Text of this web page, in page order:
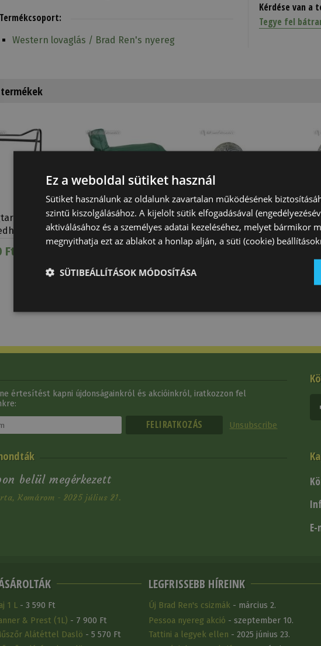
Kérdése van a
Tegye fel
Termékcsoport:
Western lovaglás / Brad Ren's nyereg
3 Lábbal
Ft
Nyereghuzat Western
Dísz Ezüst Kicsi
Concho
Contact
Ft
értesítést kapni újdonságainkról és akcióinkról, iratkozzon fel
Unsubscribe
belül megérkezett
Komárom - 2025 július 21.
1 L - 3 590 Ft
& Prest (1L) - 7 900 Ft
Alátéttel Daslö - 5 570 Ft
LEGFRISSEBB HÍREINK
Új Brad Ren's csizmák- március 2.
Pessoa nyereg akció - szeptember 10.
Tattini a legyek ellen - 2025 június 23.
Ez a weboldal sütiket használ
Sütiket használunk az oldalunk zavartalan működésének
szintű kiszolgálásához. A kijelölt sütik elfogadásával
aktiválásához és a személyes adatai kezeléséhez, melyet bármikor
megnyithatja ezt az ablakot a honlap alján, a süti (cookie)
SÜTIBEÁLLÍTÁSOK MÓDOSÍTÁSA